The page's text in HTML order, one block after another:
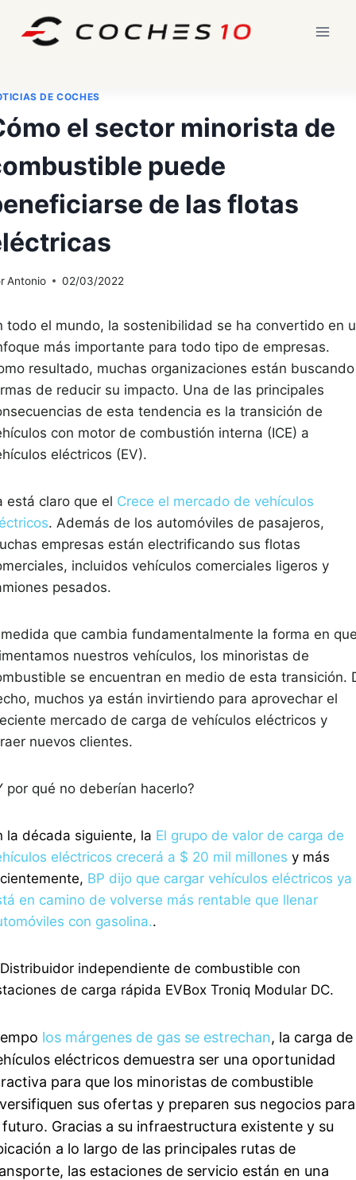
DE COCHES
el sector minorista de
puede
de las flotas
Antonio 02/03/2022
todo el mundo, la sostenibilidad se ha convertido en
más importante para todo tipo de empresas.
resultado, muchas organizaciones están buscando
de reducir su impacto. Una de las principales
de esta tendencia es la transición de
con motor de combustión interna (ICE) a
eléctricos (EV).
está claro que el Crece el mercado de vehículos
. Además de los automóviles de pasajeros,
empresas están electrificando sus flotas
incluidos vehículos comerciales ligeros y
pesados.
que cambia fundamentalmente la forma en
nuestros vehículos, los minoristas de
se encuentran en medio de esta transición.
muchos ya están invirtiendo para aprovechar el
mercado de carga de vehículos eléctricos y
nuevos clientes.
por qué no deberían hacerlo?
la década siguiente, la El grupo de valor de carga de
eléctricos crecerá a $ 20 mil millones y más
BP dijo que cargar vehículos eléctricos ya
en camino de volverse más rentable que llenar
con gasolina..
los márgenes de gas se estrechan, la carga de
eléctricos demuestra ser una oportunidad
para que los minoristas de combustible
sus ofertas y preparen sus negocios para
futuro. Gracias a su infraestructura existente y su
a lo largo de las principales rutas de
las estaciones de servicio están en una